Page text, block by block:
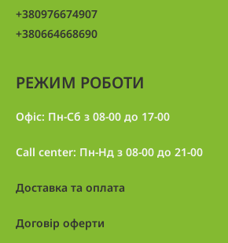
+380976674907
+380664668690
РЕЖИМ РОБОТИ
Офіс: Пн-Сб з 08-00 до 17-00
Call center: Пн-Нд з 08-00 до 21-00
Доставка та оплата
Договір оферти